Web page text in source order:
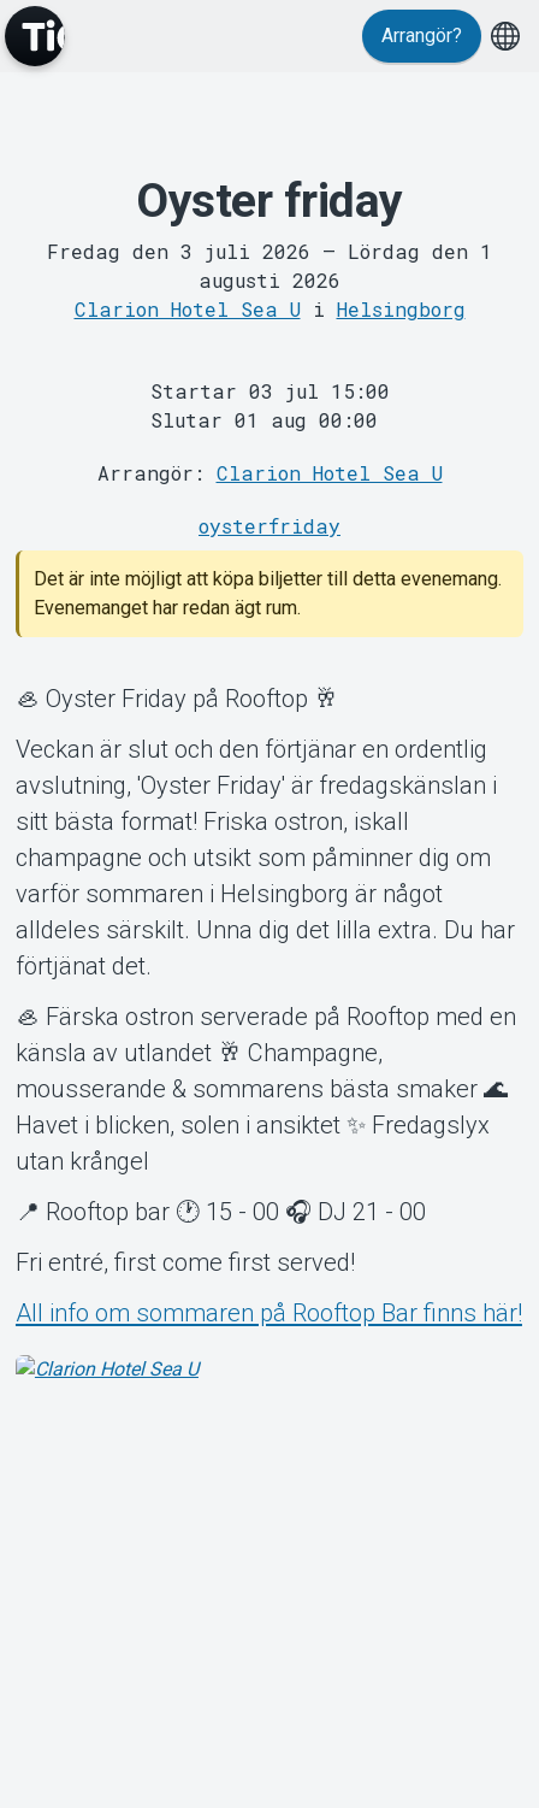
MyTickster
Support
Om Tickster
Arrangör?
Oyster friday
Fredag den 3 juli 2026 – Lördag den 1
augusti 2026
Clarion Hotel Sea Ui Helsingborg
Startar 03 jul 15:00
Slutar 01 aug 00:00
Arrangör: Clarion Hotel Sea U
oysterfriday
Det är inte möjligt att köpa biljetter till detta evenemang.
Evenemanget har redan ägt rum.
🦪 Oyster Friday på Rooftop 🥂
Veckan är slut och den förtjänar en ordentlig
avslutning, 'Oyster Friday' är fredagskänslan i
sitt bästa format! Friska ostron, iskall
champagne och utsikt som påminner dig om
varför sommaren i Helsingborg är något
alldeles särskilt. Unna dig det lilla extra. Du har
förtjänat det.
🦪 Färska ostron serverade på Rooftop med en
känsla av utlandet 🥂 Champagne,
mousserande & sommarens bästa smaker 🌊
Havet i blicken, solen i ansiktet ✨ Fredagslyx
utan krångel
📍 Rooftop bar 🕐 15 - 00 🎧 DJ 21 - 00
Fri entré, first come first served!
All info om sommaren på Rooftop Bar finns här!